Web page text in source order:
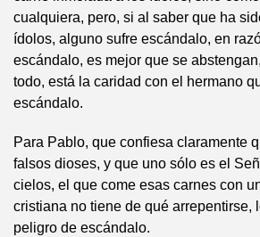
cualquiera, pero, si al saber que ha
ídolos, alguno sufre escándalo, en
escándalo, es mejor que se
todo, está la caridad con el hermano
escándalo.
Para Pablo, que confiesa claramente
falsos dioses, y que uno sólo es el
cielos, el que come esas carnes con
cristiana no tiene de qué arrepentirse,
peligro de escándalo.